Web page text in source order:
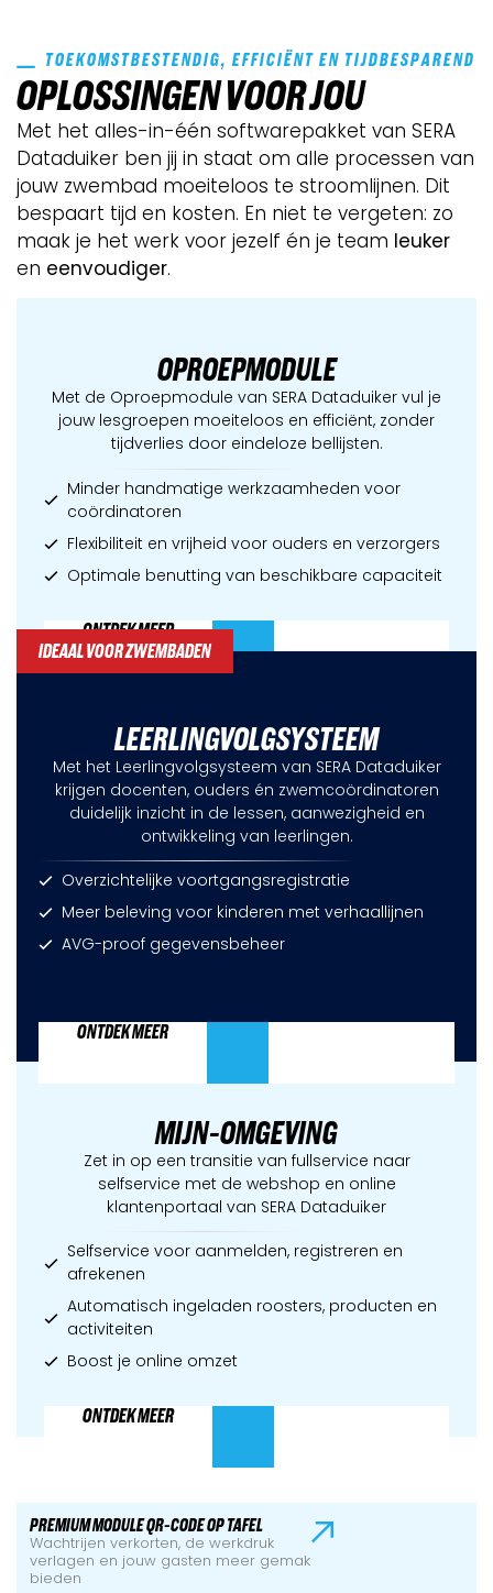
TOEKOMSTBESTENDIG, EFFICIËNT EN TIJDBESPAREND
OPLOSSINGEN VOOR JOU
Met het alles-in-één softwarepakket van SERA
Dataduiker ben jij in staat om alle processen van
jouw zwembad moeiteloos te stroomlijnen. Dit
bespaart tijd en kosten. En niet te vergeten: zo
maak je het werk voor jezelf én je team leuker
en eenvoudiger.
OPROEPMODULE
Met de Oproepmodule van SERA Dataduiker vul je
jouw lesgroepen moeiteloos en efficiënt, zonder
tijdverlies door eindeloze bellijsten.
Minder handmatige werkzaamheden voor
coördinatoren
Flexibiliteit en vrijheid voor ouders en verzorgers
Optimale benutting van beschikbare capaciteit
ONTDEK MEER
IDEAAL VOOR ZWEMBADEN
LEERLINGVOLGSYSTEEM
Met het Leerlingvolgsysteem van SERA Dataduiker
krijgen docenten, ouders én zwemcoördinatoren
duidelijk inzicht in de lessen, aanwezigheid en
ontwikkeling van leerlingen.
Overzichtelijke voortgangsregistratie
Meer beleving voor kinderen met verhaallijnen
AVG-proof gegevensbeheer
ONTDEK MEER
MIJN-OMGEVING
Zet in op een transitie van fullservice naar
selfservice met de webshop en online
klantenportaal van SERA Dataduiker
Selfservice voor aanmelden, registreren en
afrekenen
Automatisch ingeladen roosters, producten en
activiteiten
Boost je online omzet
ONTDEK MEER
PREMIUM MODULE QR-CODE OP TAFEL
Wachtrijen verkorten, de werkdruk
verlagen en jouw gasten meer gemak
bieden